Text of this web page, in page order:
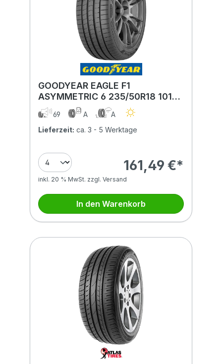
GOODYEAR EAGLE F1
ASYMMETRIC 6 235/50R18 101V
XL BSW
69 A
A
Lieferzeit: ca. 3 - 5 Werktage
161,49 €*
inkl. 20 % MwSt. zzgl. Versand
In den Warenkorb